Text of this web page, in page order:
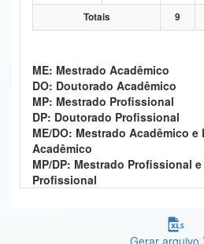
Ministério do Desenvolvimento Regional
Ministério da Mulher, da Família e dos Direitos
Secretaria-Geral
Secretaria de Governo
Gabinete de Segurança Institucional
Totais 9
ME: Mestrado Acadêmico
DO: Doutorado Acadêmico
MP: Mestrado Profissional
DP: Doutorado Profissional
ME/DO: Mestrado Acadêmico e
Acadêmico
MP/DP: Mestrado Profissional
Profissional
Gerar arquivo